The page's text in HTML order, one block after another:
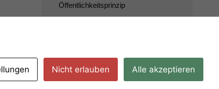
Öffentlichkeitsprinzip
Nicht erlauben Alle akzeptieren